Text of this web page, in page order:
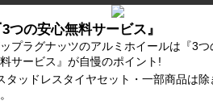
3つの安心無料サービス』
プラグナッツのアルミホイールは『3つ
サービス』が自慢のポイント!
タッドレスタイヤセット・一部商品は除